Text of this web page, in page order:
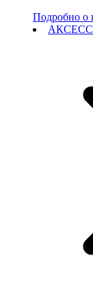
Подробно о